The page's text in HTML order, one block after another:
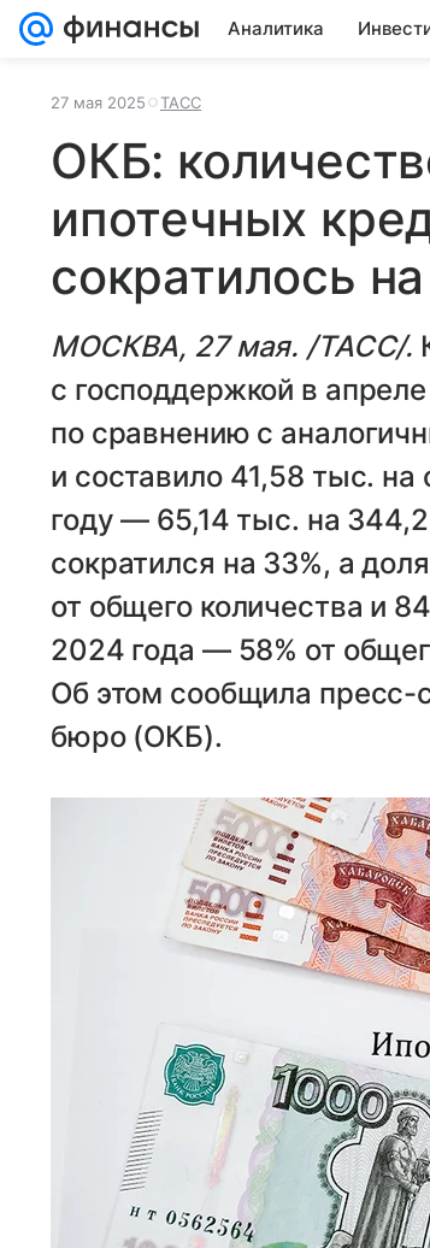
Аналитика
27 мая 2025 ТАСС
ОКБ:
ипотечных
сократилось
МОСКВА, 27 мая. /ТАСС/.
с господдержкой в
по сравнению с
и составило 41,58 тыс.
году — 65,14 тыс. на
сократился на 33%, а
от общего количества и
2024 года — 58% от
Об этом сообщила пресс-
бюро (ОКБ).